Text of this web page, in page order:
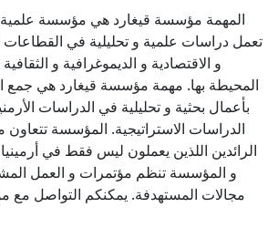
المهمة مؤسسة قيغارد هي مؤسسة علمية و
تعمل دراسات علمية و تحليلية في القطاعات
و الاقتصادية و الديموغرافية و
المحيطة بها. مهمة مؤسسة قيغارد هي جمع
بأعمال بحثية و تحليلية في الدراسات
الدراسات الاستراتيجية. المؤسسة تتعاون
الرائدين اللذين يعملون ليس فقط في
و المؤسسة تنظم مؤتمرات و العمل
مجالات المستهدفة. يمكنكم التواصل مع